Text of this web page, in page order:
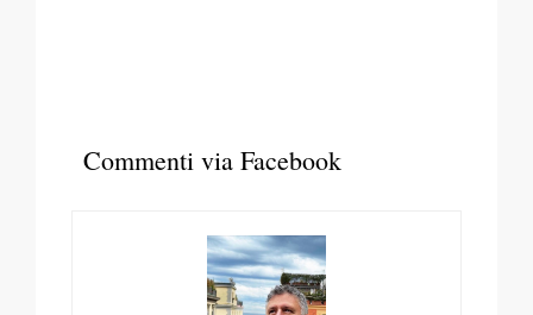
Commenti via Facebook